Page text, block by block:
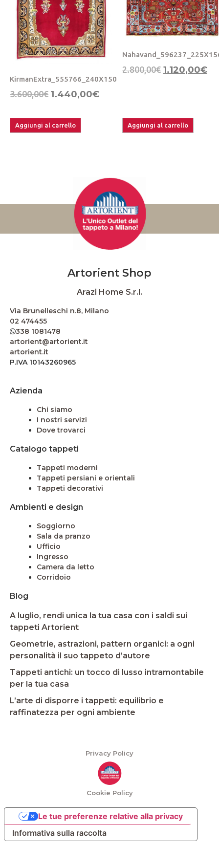
KirmanExtra_555766_240X150
3.600,00€ 1.440,00€
Aggiungi al carrello
2.800,00€ 1.120,00€
Aggiungi al carrello
Artorient Shop
Arazi Home S.r.l.
Via Brunelleschi n.8, Milano
02 474455
338 1081478
artorient@artorient.it
artorient.it
P.IVA 10143260965
Azienda
Chi siamo
I nostri servizi
Dove trovarci
Catalogo tappeti
Tappeti moderni
Tappeti persiani e orientali
Tappeti decorativi
Ambienti e design
Soggiorno
Sala da pranzo
Ufficio
Ingresso
Camera da letto
Corridoio
Blog
A luglio, rendi unica la tua casa con i saldi sui
tappeti Artorient
Geometrie, astrazioni, pattern organici: a ogni
personalità il suo tappeto d’autore
Tappeti antichi: un tocco di lusso intramontabile
per la tua casa
L’arte di disporre i tappeti: equilibrio e
raffinatezza per ogni ambiente
Privacy Policy
Cookie Policy
Informativa sulla raccolta
Le tue preferenze relative alla privacy